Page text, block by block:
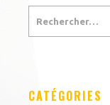
CATÉGORIES